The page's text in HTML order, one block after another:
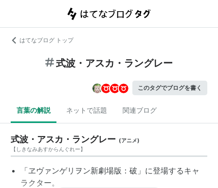
はてなブログ トップ
式波・アスカ・ラングレー
このタグでブログを書く
言葉の解説 ネットで話題 関連ブログ
式波・アスカ・ラングレー (アニメ)
【 しきなみあすからんぐれー】
「ヱヴァンゲリヲン新劇場版：破」に登場するキャ
ラクター。